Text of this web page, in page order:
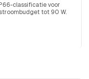
classificatie voor
tot 90 W.